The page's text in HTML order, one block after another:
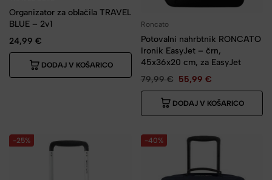
Organizator za oblačila TRAVEL
BLUE – 2v1
24,99 €
DODAJ V KOŠARICO
Roncato
Potovalni nahrbtnik RONCATO
Ironik EasyJet – črn,
45x36x20 cm, za EasyJet
79,99€ 55,99 €
DODAJ V KOŠARICO
-25% -40%